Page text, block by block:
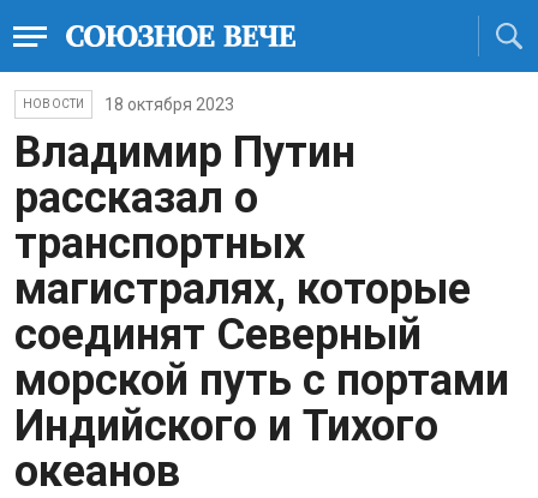
НОВОСТИ 18 октября 2023
Владимир Путин
рассказал о
транспортных
магистралях, которые
соединят Северный
морской путь с портами
Индийского и Тихого
океанов